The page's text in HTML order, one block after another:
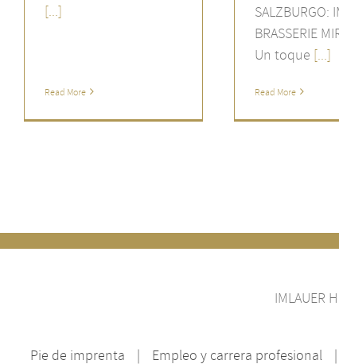
[...]
Read More
SALZBURGO:
BRASSERIE
Un toque [...]
Read More
IMLAUER
Pie de imprenta
Empleo y carrera profesional